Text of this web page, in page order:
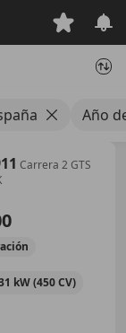
Año
Carrera 2 GTS
kW (450 CV)